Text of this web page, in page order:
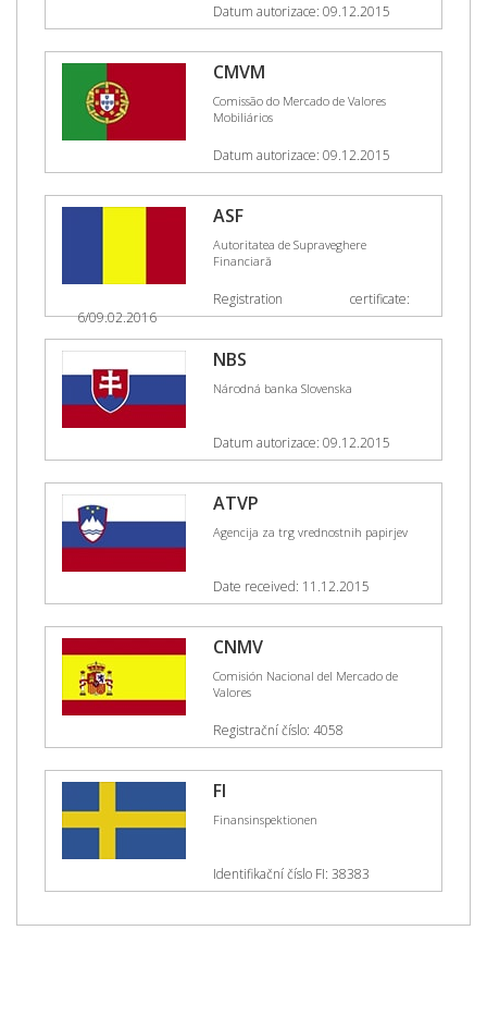
Datum autorizace: 09.12.2015
CMVM
Comissão do Mercado de Valores
Mobiliários
Datum autorizace: 09.12.2015
ASF
Autoritatea de Supraveghere
Financiară
Registration certificate:
6/09.02.2016
NBS
Národná banka Slovenska
Datum autorizace: 09.12.2015
ATVP
Agencija za trg vrednostnih papirjev
Date received: 11.12.2015
CNMV
Comisión Nacional del Mercado de
Valores
Registrační číslo: 4058
FI
Finansinspektionen
Identifikační číslo FI: 38383